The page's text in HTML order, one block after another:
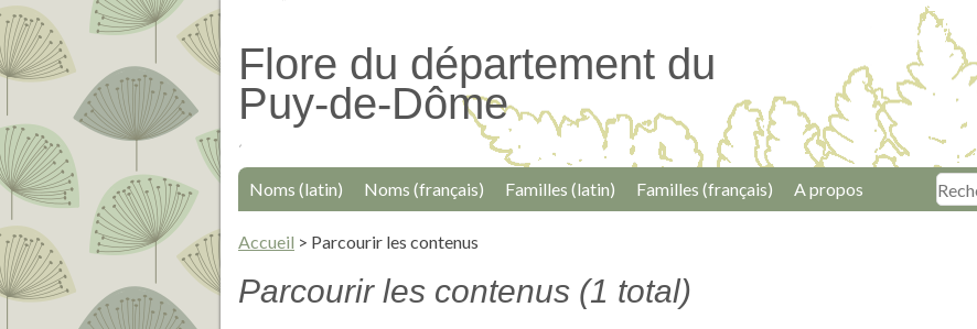
Passer
au
contenu
Flore du département du
Puy-de-Dôme
Noms (latin) Noms (français) Familles (latin) Familles (français) A propos
Accueil > Parcourir les contenus
Parcourir les contenus (1 total)